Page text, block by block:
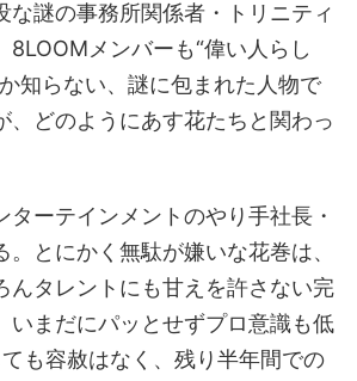
な謎の事務所関係者・トリニティ
8LOOMメンバーも“偉い人らし
知らない、謎に包まれた人物で
、どのようにあす花たちと関わっ
ターテインメントのやり手社長・
とにかく無駄が嫌いな花巻は、
んタレントにも甘えを許さない完
いまだにパッとせずプロ意識も低
も容赦はなく、残り半年間での